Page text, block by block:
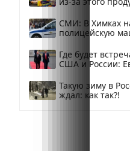
СМИ: В Химках
полицейскую
Где будет
США и России:
Такую зиму в
ждал: как так?!